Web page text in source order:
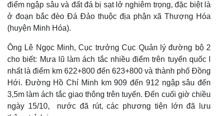
điểm ngập sâu và đất đá bị sạt lở nghiêm trọng, đặc biệt là
ở đoạn bắc đèo Đá Đảo thuộc địa phận xã Thượng Hóa
(huyện Minh Hóa).
Ông Lê Ngọc Minh, Cục trưởng Cục Quản lý đường bộ 2
cho biết: Mưa lũ làm ách tắc nhiều điểm trên tuyến quốc l
nhất là điểm km 622+800 đến 623+800 và thành phố Đồng
Hới. Đường Hồ Chí Minh km 909 đến 912 ngập sâu đến
3,5m làm ách tắc giao thông trên tuyến. Đến cuối giờ chiều
ngày 15/10, nước đã rút, các phương tiện lớn đã lưu